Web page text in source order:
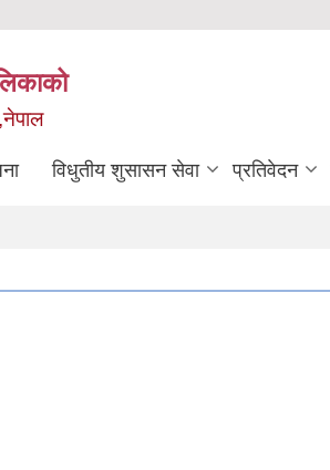
विधुतीय शुसासन सेवा प्रतिवेदन